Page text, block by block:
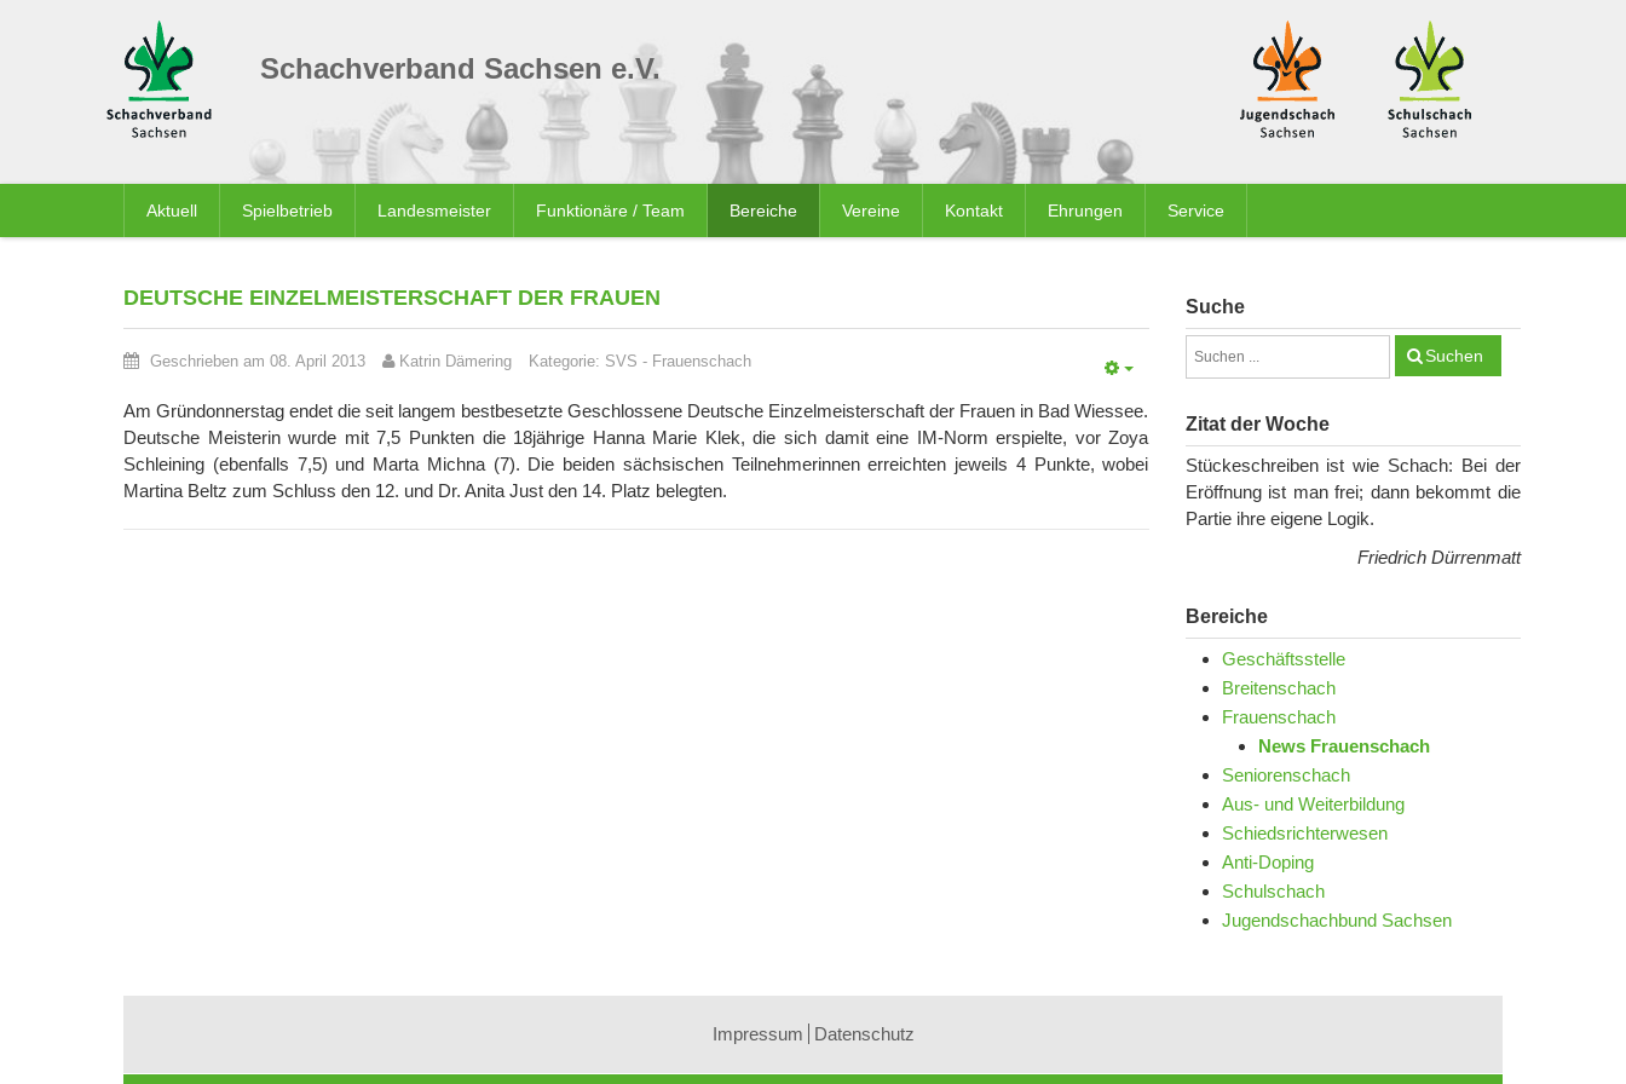
Schachverband Sachsen e.V.
Aktuell Spielbetrieb Landesmeister Funktionäre / Team Bereiche Vereine Kontakt Ehrungen Service
DEUTSCHE EINZELMEISTERSCHAFT DER FRAUEN
Geschrieben am 08. April 2013 Katrin Dämering Kategorie: SVS - Frauenschach
Am Gründonnerstag endet die seit langem bestbesetzte Geschlossene Deutsche Einzelmeisterschaft der Frauen in Bad Wiessee.
Deutsche Meisterin wurde mit 7,5 Punkten die 18jährige Hanna Marie Klek, die sich damit eine IM-Norm erspielte, vor Zoya
Schleining (ebenfalls 7,5) und Marta Michna (7). Die beiden sächsischen Teilnehmerinnen erreichten jeweils 4 Punkte, wobei
Martina Beltz zum Schluss den 12. und Dr. Anita Just den 14. Platz belegten.
Suche
Suchen
Zitat der Woche
Stückeschreiben ist wie Schach: Bei der
Eröffnung ist man frei; dann bekommt die
Partie ihre eigene Logik.
Friedrich Dürrenmatt
Bereiche
Geschäftsstelle
Breitenschach
Frauenschach
News Frauenschach
Seniorenschach
Aus- und Weiterbildung
Schiedsrichterwesen
Anti-Doping
Schulschach
Jugendschachbund Sachsen
Impressum Datenschutz